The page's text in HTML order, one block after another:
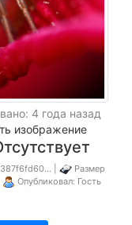
4 года назад
изображение
|
Размер
Опубликовал: Гость